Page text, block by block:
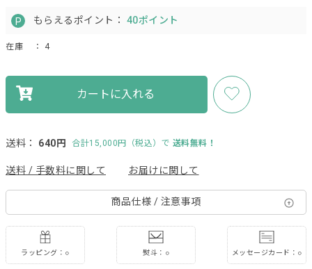
もらえるポイント： 40ポイント
在庫 ： 4
カートに入れる
送料： 640円 合計15,000円（税込）で 送料無料！
送料 / 手数料に関して お届けに関して
商品仕様 / 注意事項
ラッピング：○ 熨斗：○ メッセージカード：○